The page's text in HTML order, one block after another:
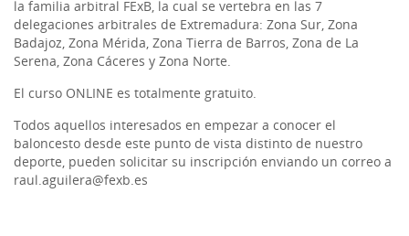
la familia arbitral FExB, la cual se vertebra en las 7
delegaciones arbitrales de Extremadura: Zona Sur, Zona
Badajoz, Zona Mérida, Zona Tierra de Barros, Zona de La
Serena, Zona Cáceres y Zona Norte.
El curso ONLINE es totalmente gratuito.
Todos aquellos interesados en empezar a conocer el
baloncesto desde este punto de vista distinto de nuestro
deporte, pueden solicitar su inscripción enviando un correo a
raul.aguilera@fexb.es